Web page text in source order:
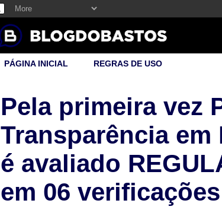
PÁGINA INICIAL REGRAS DE USO
Pela primeira vez
Transparência em
é avaliado
em 06